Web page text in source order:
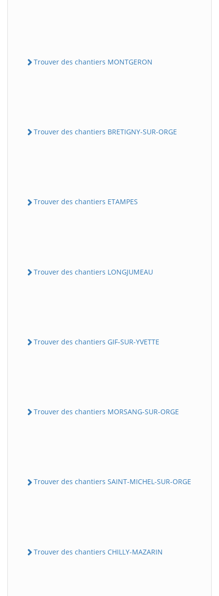
Trouver des chantiers MONTGERON
Trouver des chantiers BRETIGNY-SUR-ORGE
Trouver des chantiers ETAMPES
Trouver des chantiers LONGJUMEAU
Trouver des chantiers GIF-SUR-YVETTE
Trouver des chantiers MORSANG-SUR-ORGE
Trouver des chantiers SAINT-MICHEL-SUR-ORGE
Trouver des chantiers CHILLY-MAZARIN